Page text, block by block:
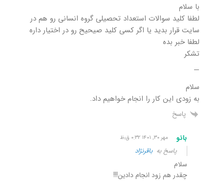
با سلام
لطفا کلید سوالات استعداد تحصیلی گروه انسانی رو هم در
سایت قرار بدید یا اگر کسی کلید صیحیح رو در اختیار داره
لطفا خبر بده
تشکر
—
سلام
به زودی این کار را انجام خواهیم داد.
پاسخ
بانو مهر ۳۰, ۱۴۰۱ ۰:۳۲ ق٫ظ
پاسخ بهباقرنژاد
سلام
چقدر هم زود انجام دادین!!!